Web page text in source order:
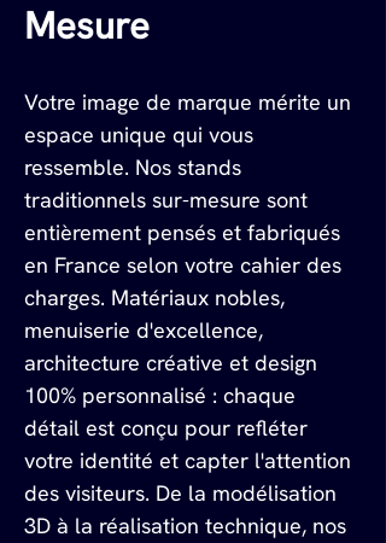
Mesure
Votre image de marque mérite un
espace unique qui vous
ressemble. Nos stands
traditionnels sur-mesure sont
entièrement pensés et fabriqués
en France selon votre cahier des
charges. Matériaux nobles,
menuiserie d'excellence,
architecture créative et design
100% personnalisé : chaque
détail est conçu pour refléter
votre identité et capter l'attention
des visiteurs. De la modélisation
3D à la réalisation technique, nos